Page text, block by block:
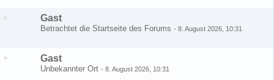
Gast
Betrachtet die Startseite des Forums - 8. August 2026, 10:31
Gast
Unbekannter Ort - 8. August 2026, 10:31